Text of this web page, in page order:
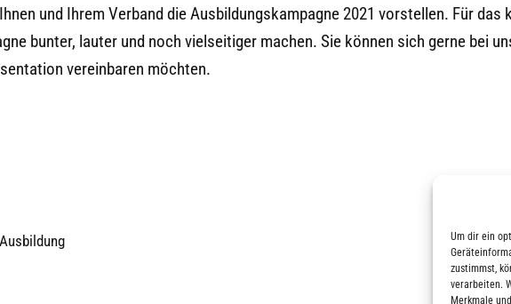
Um dir ein
zustimmst,
verarbeiten.
Merkmale
und Ihrem Verband die Ausbildungskampagne 2021 vorstellen. Für das
bunter, lauter und noch vielseitiger machen. Sie können sich gerne bei
vereinbaren möchten.